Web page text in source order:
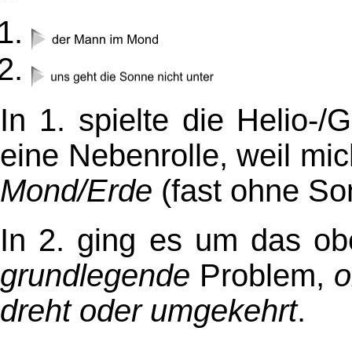
In 1. spielte die Helio-/
eine Nebenrolle, weil
Mond/Erde (fast ohne
In 2. ging es um das
grundlegende Problem,
dreht oder umgekehrt.